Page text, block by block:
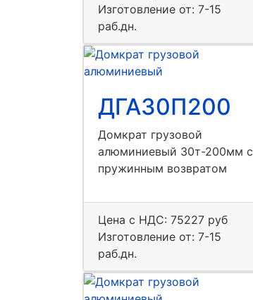
Изготовление от: 7-15
раб.дн.
ДГА30П200
Домкрат грузовой
алюминиевый 30т-200мм с
пружинным возвратом
Цена с НДС: 75227 руб
Изготовление от: 7-15
раб.дн.